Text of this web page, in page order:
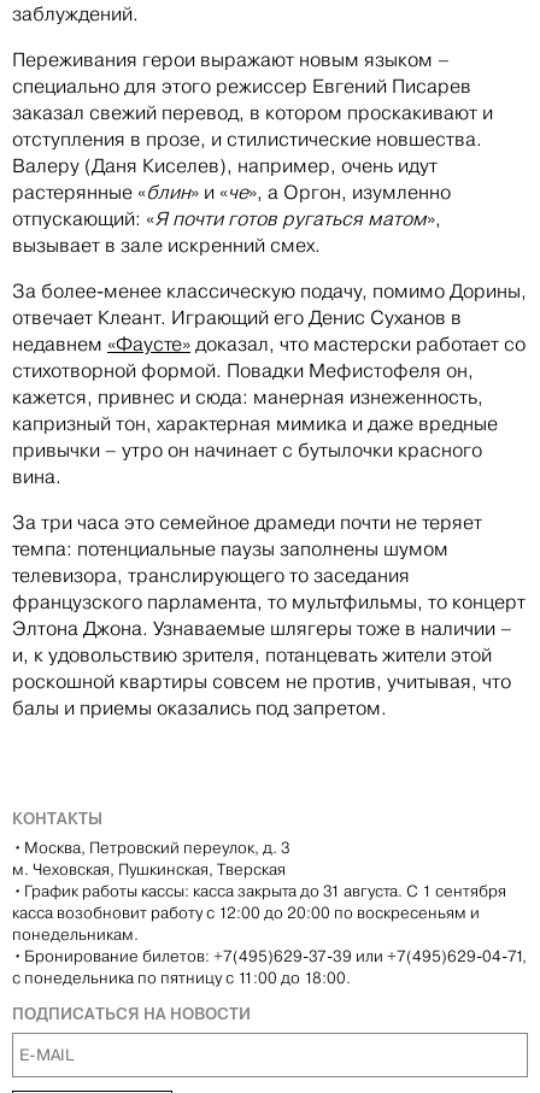
заблуждений.
Переживания герои выражают новым языком –
специально для этого режиссер Евгений Писарев
заказал свежий перевод, в котором проскакивают и
отступления в прозе, и стилистические новшества.
Валеру (Даня Киселев), например, очень идут
растерянные «блин» и «че», а Оргон, изумленно
отпускающий: «Я почти готов ругаться матом»,
вызывает в зале искренний смех.
За более-менее классическую подачу, помимо Дорины,
отвечает Клеант. Играющий его Денис Суханов в
недавнем «Фаусте» доказал, что мастерски работает со
стихотворной формой. Повадки Мефистофеля он,
кажется, привнес и сюда: манерная изнеженность,
капризный тон, характерная мимика и даже вредные
привычки – утро он начинает с бутылочки красного
вина.
За три часа это семейное драмеди почти не теряет
темпа: потенциальные паузы заполнены шумом
телевизора, транслирующего то заседания
французского парламента, то мультфильмы, то концерт
Элтона Джона. Узнаваемые шлягеры тоже в наличии –
и, к удовольствию зрителя, потанцевать жители этой
роскошной квартиры совсем не против, учитывая, что
балы и приемы оказались под запретом.
КОНТАКТЫ
• Москва, Петровский переулок, д. 3
м. Чеховская, Пушкинская, Тверская
• График работы кассы: касса закрыта до 31 августа. С 1 сентября
касса возобновит работу с 12:00 до 20:00 по воскресеньям и
понедельникам.
• Бронирование билетов: +7(495)629-37-39 или +7(495)629-04-71,
с понедельника по пятницу с 11:00 до 18:00.
ПОДПИСАТЬСЯ НА НОВОСТИ